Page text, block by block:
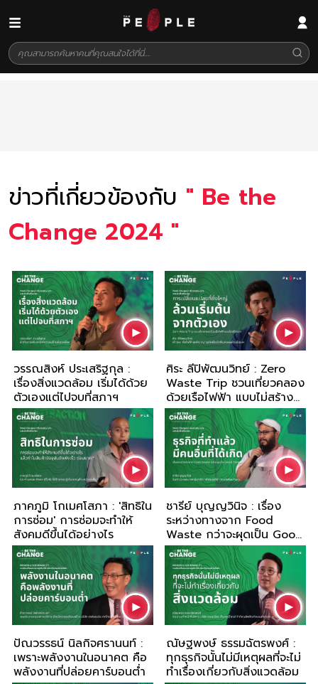
ข่าวที่เกี่ยวข้องกับ " Be the
Change 2024 "
วรรณสิงห์ ประเสริฐกุล :
เรื่องสิ่งแวดล้อม เริ่มได้ด้วย
ตัวเองแต่ไปจบที่สภาฯ
ศิระ ลีปิพัฒนวิทย์ : Zero
Waste Trip ชวนเที่ยวคลอง
ด้วยเรือไฟฟ้า แบบไม่สร้าง
ขยะ
ภาคภูมิ โก เมศโสภา : 'สิทธิใน
การซ่อม' การซ่อมจะทำให้
สังคมดีขึ้นได้อย่างไร
ชารีย์ บุญญวินิจ : เรื่อง
ระหว่างทางจาก Food
Waste กว่าจะผุดเป็น Good
Taste
ปัณวรรธน์ นิลกิจศรานนท์ :
เพราะพลังงานในอนาคต คือ
พลังงานที่ปล่อยคาร์บอนต่ำ
ณัษฐพงษ์ ธรรมฉัตรพงศ์ :
ทุกธุรกิจนั้นไม่มีเหตุผลที่จะไม่
ทำเรื่องเกี่ยวกับสิ่งแวดล้อม